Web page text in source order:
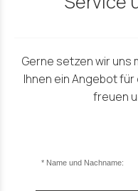
Gerne setzen wir uns
Ihnen ein Angebot
freuen
Name und Nachname: